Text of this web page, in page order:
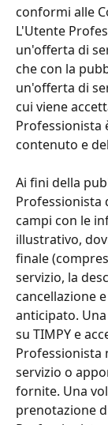
conformi alle
L'Utente
un'offerta di
che con la
un'offerta di
cui viene
Professionista
contenuto e
Ai fini della
Professionista
campi con le
illustrativo,
finale
servizio, la
cancellazione
anticipato.
su TIMPY e
Professionista
servizio o
fornite. Una
prenotazione